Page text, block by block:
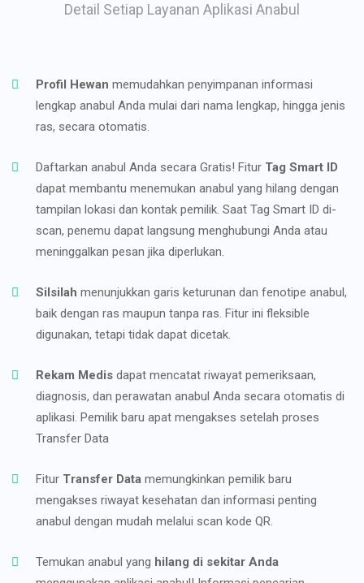
Detail Setiap Layanan Aplikasi Anabul
Profil Hewan memudahkan penyimpanan informasi
lengkap anabul Anda mulai dari nama lengkap, hingga jenis
ras, secara otomatis.
Daftarkan anabul Anda secara Gratis! Fitur Tag Smart ID
dapat membantu menemukan anabul yang hilang dengan
tampilan lokasi dan kontak pemilik. Saat Tag Smart ID di-
scan, penemu dapat langsung menghubungi Anda atau
meninggalkan pesan jika diperlukan.
Silsilah menunjukkan garis keturunan dan fenotipe anabul,
baik dengan ras maupun tanpa ras. Fitur ini fleksible
digunakan, tetapi tidak dapat dicetak.
Rekam Medis dapat mencatat riwayat pemeriksaan,
diagnosis, dan perawatan anabul Anda secara otomatis di
aplikasi. Pemilik baru apat mengakses setelah proses
Transfer Data
Fitur Transfer Data memungkinkan pemilik baru
mengakses riwayat kesehatan dan informasi penting
anabul dengan mudah melalui scan kode QR.
Temukan anabul yang hilang di sekitar Anda